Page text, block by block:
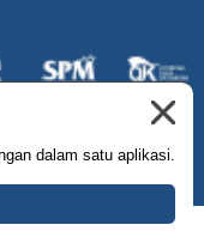
dalam satu aplikasi.
Reserved.